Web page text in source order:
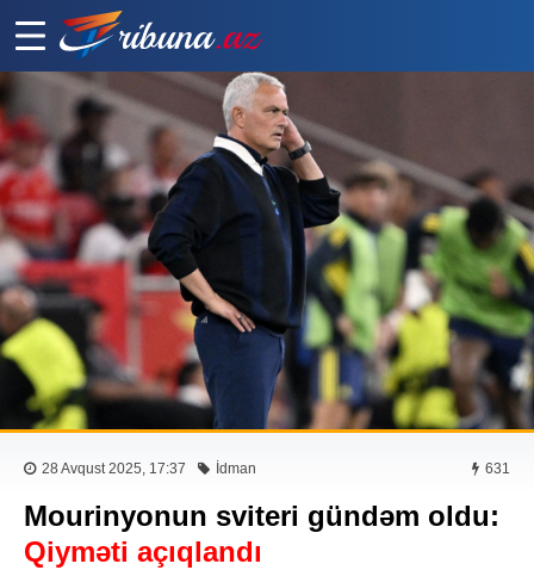
28 Avqust 2025, 17:37 İdman 631
Mourinyonun sviteri gündəm oldu:
Qiyməti açıqlandı